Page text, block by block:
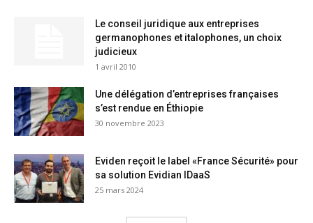
Le conseil juridique aux entreprises
germanophones et italophones, un choix
judicieux
1 avril 2010
Une délégation d’entreprises françaises
s’est rendue en Éthiopie
30 novembre 2023
Eviden reçoit le label «France Sécurité» pour
sa solution Evidian IDaaS
25 mars 2024